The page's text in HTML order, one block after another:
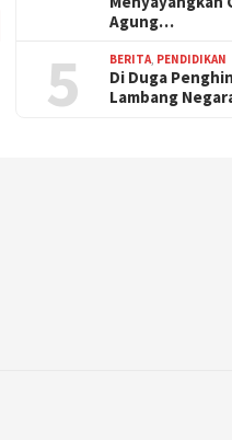
Agung…
5 BERITA, PENDIDIKAN
Di Duga
Lambang